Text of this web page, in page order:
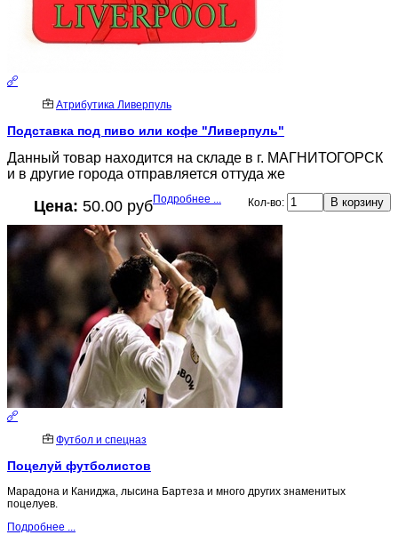
Атрибутика Ливерпуль
Подставка под пиво или кофе "Ливерпуль"
Данный товар находится на складе в г. МАГНИТОГОРСК
и в другие города отправляется оттуда же
Цена: 50.00 руб Кол-во:
Подробнее ...
Футбол и спецназ
Поцелуй футболистов
Марадона и Каниджа, лысина Бартеза и много других знаменитых
поцелуев.
Подробнее ...